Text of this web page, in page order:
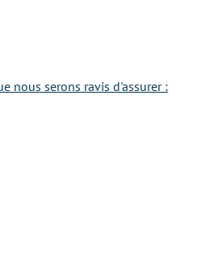
nous serons ravis d'assurer :